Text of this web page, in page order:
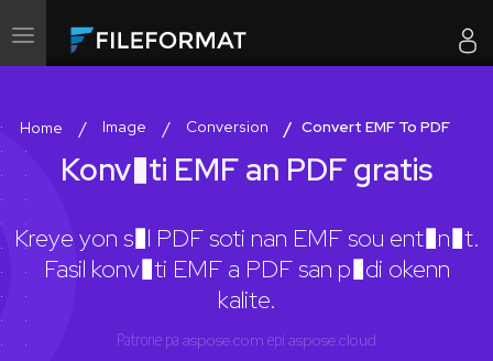
Aktive
navigasyon
Home Image Conversion Convert EMF To PDF
Konv�ti EMF an PDF gratis
Kreye yon s�l PDF soti nan EMF sou ent�n�t.
Fasil konv�ti EMF a PDF san p�di okenn
kalite.
Patrone pa aspose.com epi aspose.cloud